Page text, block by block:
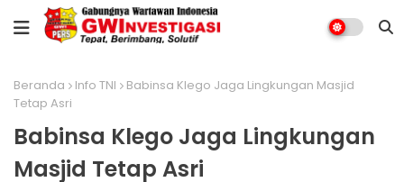
Beranda Info TNI
Babinsa Klego Jaga Lingkungan Masjid
Tetap Asri
Babinsa Klego Jaga Lingkungan
Masjid Tetap Asri